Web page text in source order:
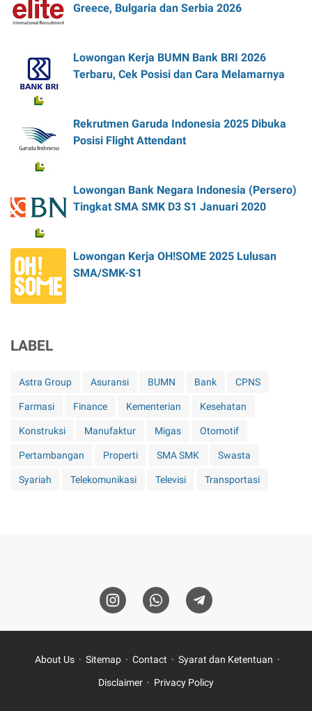
Greece, Bulgaria dan Serbia 2026
Lowongan Kerja BUMN Bank BRI 2026
Terbaru, Cek Posisi dan Cara Melamarnya
Rekrutmen Garuda Indonesia 2025 Dibuka
Posisi Flight Attendant
Lowongan Bank Negara Indonesia (Persero)
Tingkat SMA SMK D3 S1 Januari 2020
Lowongan Kerja OH!SOME 2025 Lulusan
SMA/SMK-S1
LABEL
Astra Group Asuransi BUMN Bank CPNS
Farmasi Finance Kementerian Kesehatan
Konstruksi Manufaktur Migas Otomotif
Pertambangan Properti SMA SMK Swasta
Syariah Telekomunikasi Televisi Transportasi
About Us Sitemap Contact Syarat dan Ketentuan
Disclaimer Privacy Policy